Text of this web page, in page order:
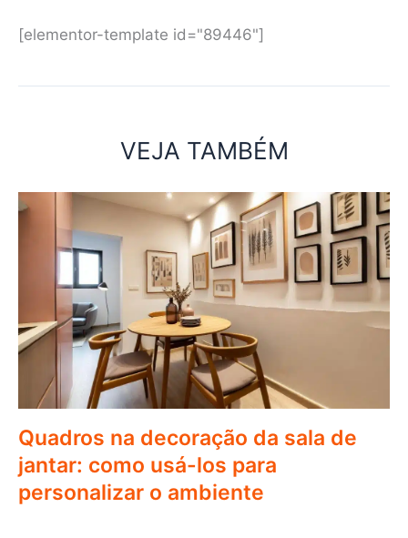
[elementor-template id="89446"]
VEJA TAMBÉM
Quadros na decoração da sala de
jantar: como usá-los para
personalizar o ambiente